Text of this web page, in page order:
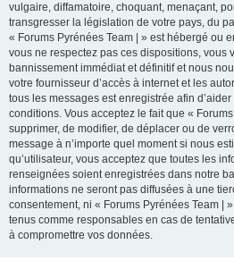
vulgaire, diffamatoire, choquant, menaçant,
transgresser la législation de votre pays, du
« Forums Pyrénées Team | » est hébergé ou
vous ne respectez pas ces dispositions, vous
bannissement immédiat et définitif et nous
votre fournisseur d’accès à internet et les
tous les messages est enregistrée afin
conditions. Vous acceptez le fait que «
supprimer, de modifier, de déplacer ou de
message à n’importe quel moment si nous
qu’utilisateur, vous acceptez que toutes les
renseignées soient enregistrées dans notre
informations ne seront pas diffusées à une
consentement, ni « Forums Pyrénées Team |
tenus comme responsables en cas de
à compromettre vos données.